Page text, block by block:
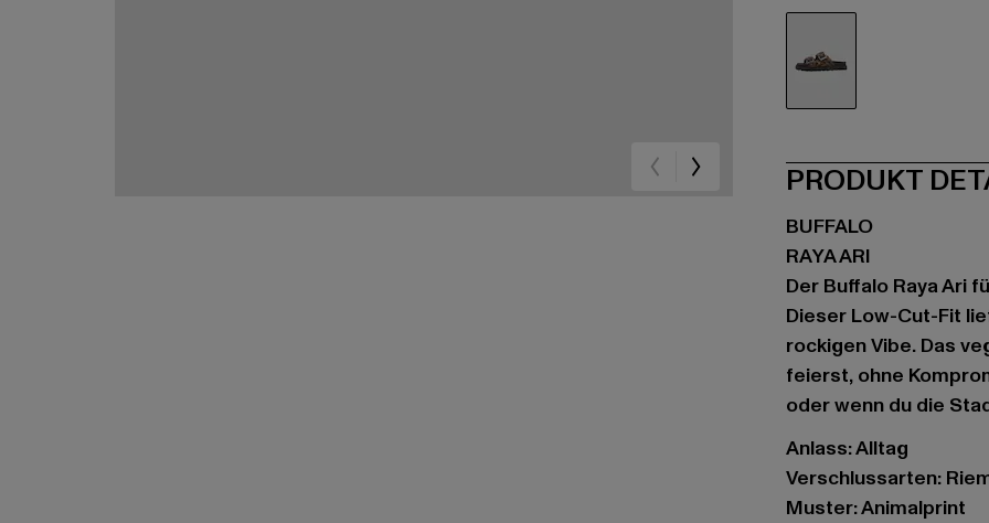
PRODUKT
BUFFALO
RAYA ARI
Der Buffalo Raya Ari
Dieser Low-Cut-Fit
rockigen Vibe. Das
feierst, ohne
oder wenn du die
Anlass: Alltag
Verschlussarten:
Muster: Animalprint